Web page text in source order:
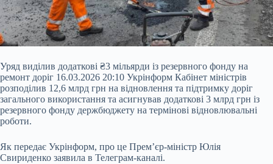
Уряд виділив додаткові ₴3 мільярди із резервного фонду на
ремонт доріг 16.03.2026 20:10 Укрінформ Кабінет міністрів
розподілив 12,6 млрд грн на відновлення та підтримку доріг
загального використання та асигнував додаткові 3 млрд грн із
резервного фонду держбюджету на термінові відновлювальні
роботи.
Як передає Укрінформ, про це Прем’єр-міністр Юлія
Свириденко заявила в Телеграм-каналі.